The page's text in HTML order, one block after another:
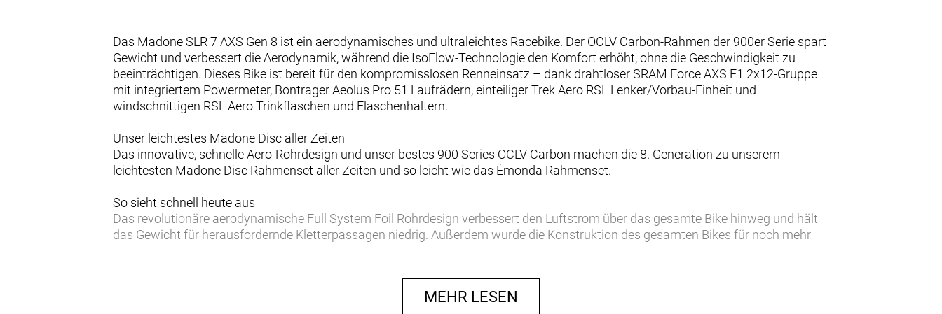
Das Madone SLR 7 AXS Gen 8 ist ein aerodynamisches und ultraleichtes Racebike. Der OCLV Carbon-Rahmen der 900er Serie spart
Gewicht und verbessert die Aerodynamik, während die IsoFlow-Technologie den Komfort erhöht, ohne die Geschwindigkeit zu
beeinträchtigen. Dieses Bike ist bereit für den kompromisslosen Renneinsatz – dank drahtloser SRAM Force AXS E1 2x12-Gruppe
mit integriertem Powermeter, Bontrager Aeolus Pro 51 Laufrädern, einteiliger Trek Aero RSL Lenker/Vorbau-Einheit und
windschnittigen RSL Aero Trinkflaschen und Flaschenhaltern.
Unser leichtestes Madone Disc aller Zeiten
Das innovative, schnelle Aero-Rohrdesign und unser bestes 900 Series OCLV Carbon machen die 8. Generation zu unserem
leichtesten Madone Disc Rahmenset aller Zeiten und so leicht wie das Émonda Rahmenset.
So sieht schnell heute aus
Das revolutionäre aerodynamische Full System Foil Rohrdesign verbessert den Luftstrom über das gesamte Bike hinweg und hält
das Gewicht für herausfordernde Kletterpassagen niedrig. Außerdem wurde die Konstruktion des gesamten Bikes für noch mehr
Damit du länger kraftvoller in die Pedale treten kannst, ist unsere überarbeitete rennfokussierte Komforttechnologie jetzt leichter
MEHR LESEN